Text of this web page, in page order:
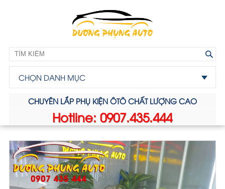
CHỌN DANH MỤC
CHUYÊN LẮP PHỤ KIỆN ÔTÔ CHẤT LƯỢNG CAO
Hotline: 0907.435.444